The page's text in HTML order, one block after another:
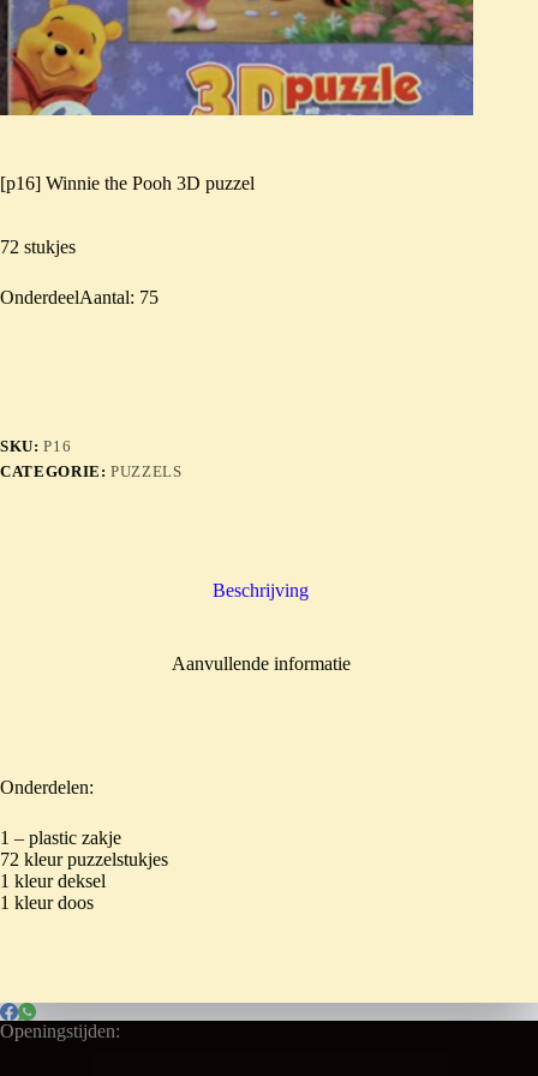
[p16] Winnie the Pooh 3D puzzel
72 stukjes
OnderdeelAantal: 75
SKU:P16
CATEGORIE:PUZZELS
Beschrijving
Aanvullende informatie
Onderdelen:
1 – plastic zakje
72 kleur puzzelstukjes
1 kleur deksel
1 kleur doos
Openingstijden: